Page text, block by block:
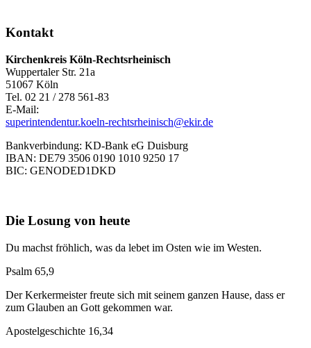
Kontakt
Kirchenkreis Köln-Rechtsrheinisch
Wuppertaler Str. 21a
51067 Köln
Tel. 02 21 / 278 561-83
E-Mail:
superintendentur.koeln-rechtsrheinisch@ekir.de
Bankverbindung: KD-Bank eG Duisburg
IBAN: DE79 3506 0190 1010 9250 17
BIC: GENODED1DKD
Die Losung von heute
Du machst fröhlich, was da lebet im Osten wie im Westen.
Psalm 65,9
Der Kerkermeister freute sich mit seinem ganzen Hause, dass er
zum Glauben an Gott gekommen war.
Apostelgeschichte 16,34